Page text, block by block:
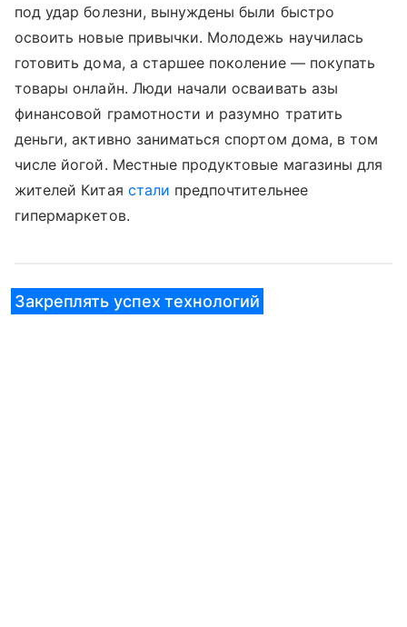
под удар болезни, вынуждены были быстро
освоить новые привычки. Молодежь научилась
готовить дома, а старшее поколение — покупать
товары онлайн. Люди начали осваивать азы
финансовой грамотности и разумно тратить
деньги, активно заниматься спортом дома, в том
числе йогой. Местные продуктовые магазины для
жителей Китая стали предпочтительнее
гипермаркетов.
Закреплять успех технологий